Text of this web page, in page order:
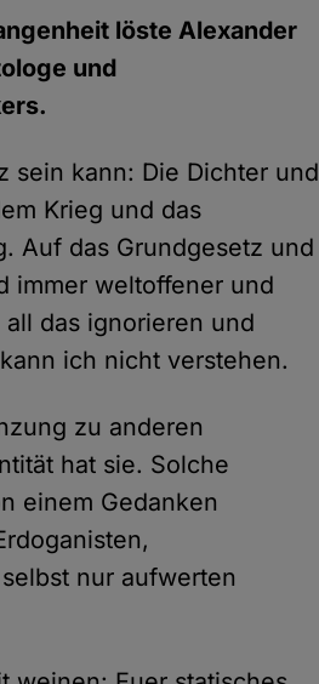
löste Alexander
und
sein kann: Die Dichter und
Krieg und das
Auf das Grundgesetz und
immer weltoffener und
das ignorieren und
ich nicht verstehen.
zu anderen
hat sie. Solche
einem Gedanken
nur aufwerten